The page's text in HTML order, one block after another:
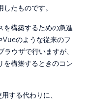
したものです。
を構築するための急進
のような従来のフ
ウザで行いますが、
を構築するときのコン
する代わりに、